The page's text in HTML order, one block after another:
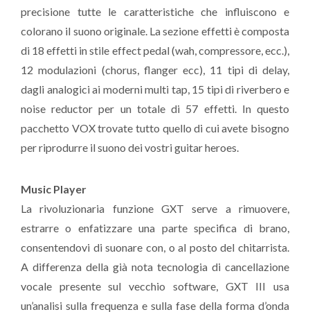
precisione tutte le caratteristiche che influiscono e
colorano il suono originale. La sezione effetti è composta
di 18 effetti in stile effect pedal (wah, compressore, ecc.),
12 modulazioni (chorus, flanger ecc), 11 tipi di delay,
dagli analogici ai moderni multi tap, 15 tipi di riverbero e
noise reductor per un totale di 57 effetti. In questo
pacchetto VOX trovate tutto quello di cui avete bisogno
per riprodurre il suono dei vostri guitar heroes.
Music Player
La rivoluzionaria funzione GXT serve a rimuovere,
estrarre o enfatizzare una parte specifica di brano,
consentendovi di suonare con, o al posto del chitarrista.
A differenza della già nota tecnologia di cancellazione
vocale presente sul vecchio software, GXT III usa
un’analisi sulla frequenza e sulla fase della forma d’onda